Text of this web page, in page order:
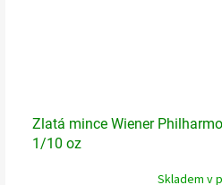
Zlatá mince Wiener
1/10 oz
Skladem v